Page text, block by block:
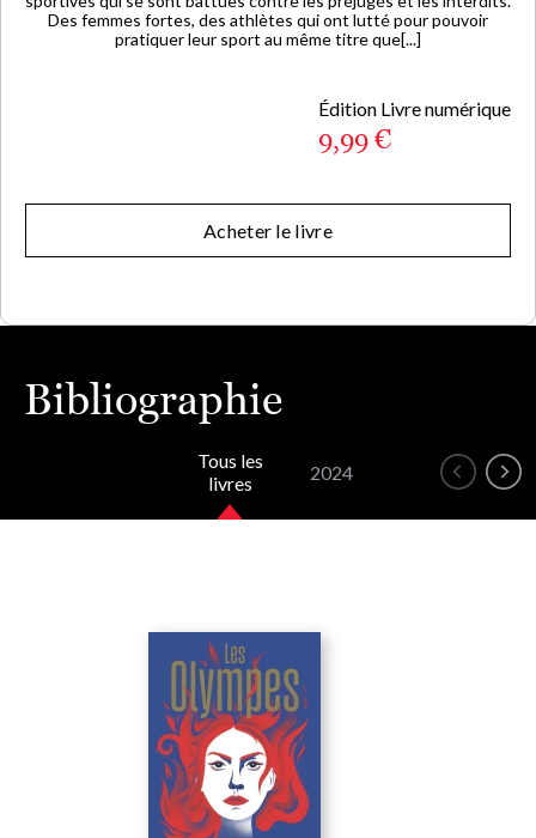
Des femmes fortes, des athlètes qui ont lutté pour pouvoir
pratiquer leur sport au même titre que[...]
Édition Livre numérique
9,99 €
Acheter le livre
Bibliographie
Tous les
livres
2024